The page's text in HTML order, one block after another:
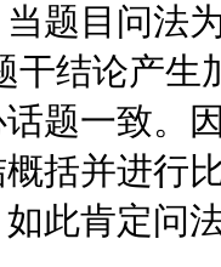
题目问法
干结论产
题一致。
括并进行
此肯定问